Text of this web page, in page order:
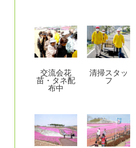
交流会花
苗・タネ配
布中
清掃スタッ
フ